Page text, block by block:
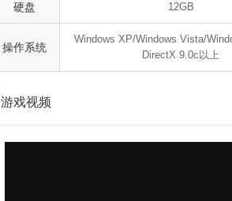
硬盘 12GB
操作系统
Windows XP/Windows Vista/
DirectX 9.0c以上
游戏视频